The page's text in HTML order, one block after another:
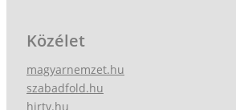
Közélet
magyarnemzet.hu
szabadfold.hu
hirtv.hu